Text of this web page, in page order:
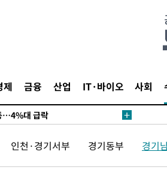
제 금융 산업 IT·바이오 사회
항로 합의" 이란 외무부 대변인
안해…안정 전력 위해 불가피"
과잉생산 결과 발표 8월 중 예
장에 백승주·윤난실
내린 797.44 출발
내린 6478.75 개장
인천·경기서부 경기동부 경기